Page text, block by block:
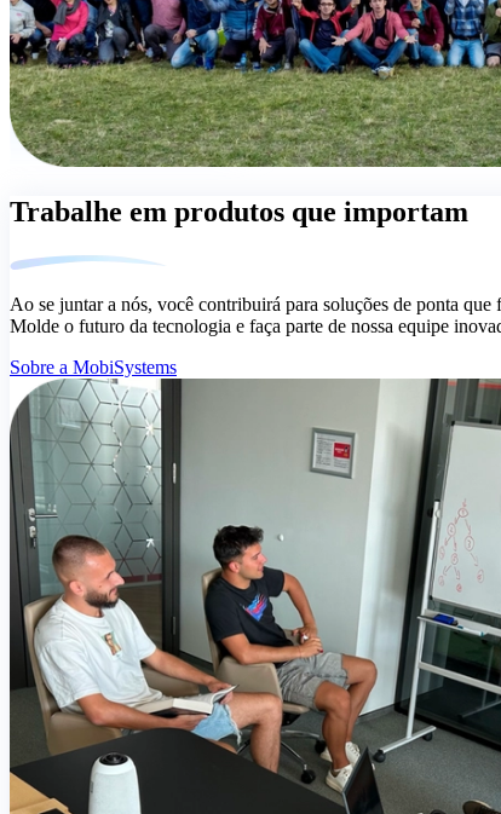
Trabalhe em produtos que importam
Ao se juntar a nós, você contribuirá para soluções de ponta
Molde o futuro da tecnologia e faça parte de nossa equipe
Sobre a MobiSystems